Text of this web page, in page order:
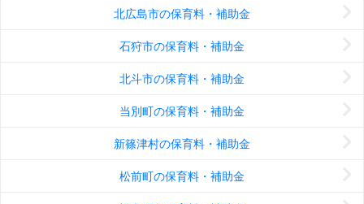
北広島市の保育料・補助金
石狩市の保育料・補助金
北斗市の保育料・補助金
当別町の保育料・補助金
新篠津村の保育料・補助金
松前町の保育料・補助金